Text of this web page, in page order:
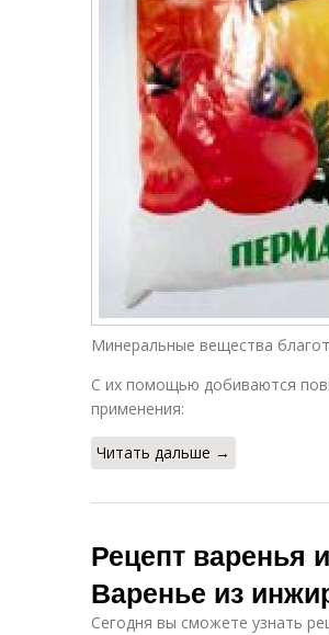
Минеральные вещества
С их помощью добиваются
применения:
Читать дальше →
Рецепт варенья
Варенье из
Сегодня вы сможете узнать